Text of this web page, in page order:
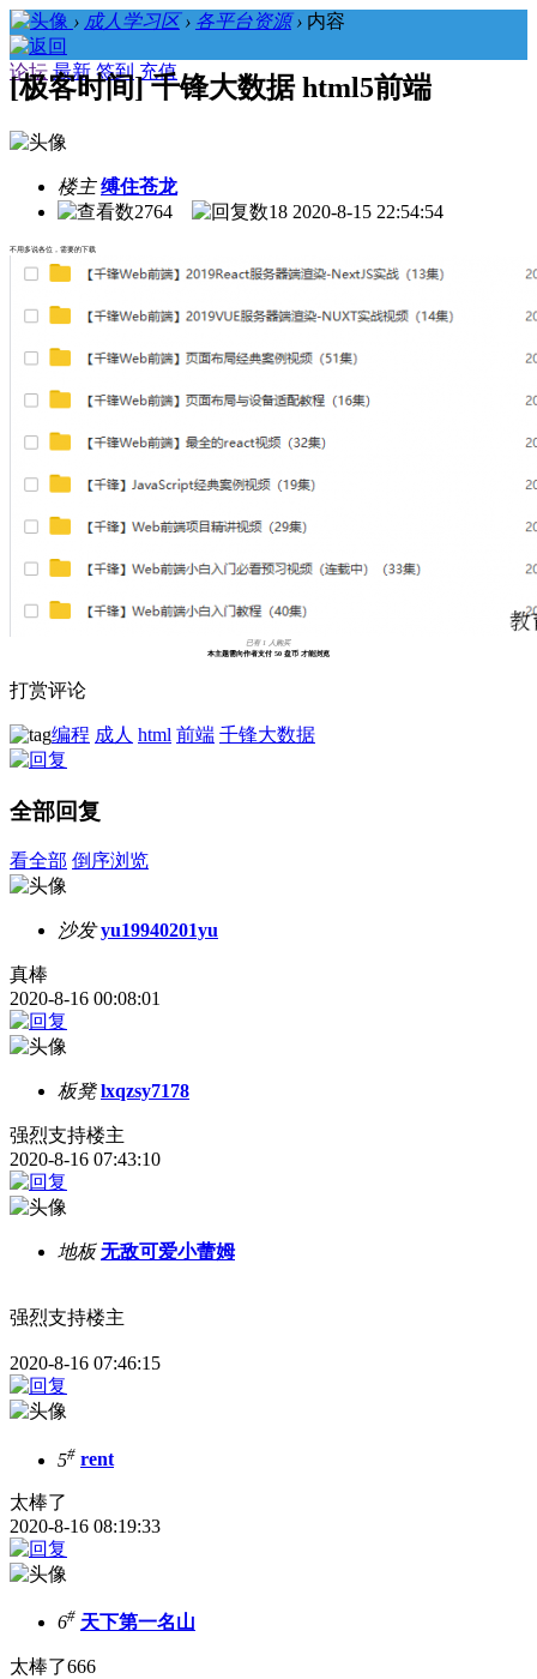
› 成人学习区 › 各平台资源 › 内容
论坛 最新 签到 充值
[极客时间] 千锋大数据 html5前端
楼主 缚住苍龙
2764
18 2020-8-15 22:54:54
不用多说各位，需要的下载
已有 1 人购买
本主题需向作者支付 50 盘币 才能浏览
打赏评论
编程 成人 html 前端 千锋大数据
全部回复
看全部 倒序浏览
沙发 yu19940201yu
真棒
2020-8-16 00:08:01
板凳 lxqzsy7178
强烈支持楼主
2020-8-16 07:43:10
地板 无敌可爱小蕾姆
强烈支持楼主
2020-8-16 07:46:15
5# rent
太棒了
2020-8-16 08:19:33
6# 天下第一名山
太棒了666